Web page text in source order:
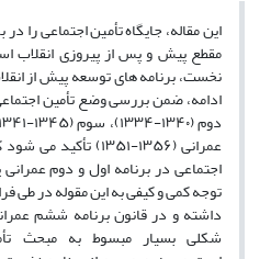
این مقاله، جایگاه تأمین اجتماعی را
مقطع پیش و پس از پیروزی انقلاب
نخست، برنامه های توسعه پیش از
عمرانی (۱۳۵۶-۱۳۵۱)
اجتماعی در برنامه اول و دوم
توجه کمی و کیفی به این مقوله در طی
داشته و در قانون برنامه ششم
شکلی بسیار مبسوط به مبحث